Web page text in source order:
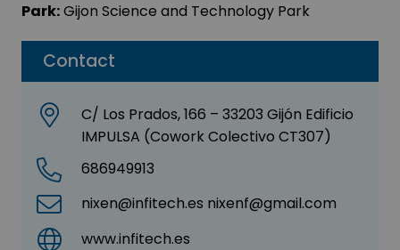
Contact
C/ Los Prados, 166 – 33203 Gijón Edificio
IMPULSA (Cowork Colectivo CT307)
686949913
nixen@infitech.es nixenf@gmail.com
www.infitech.es
Park:Gijon Science and Technology Park